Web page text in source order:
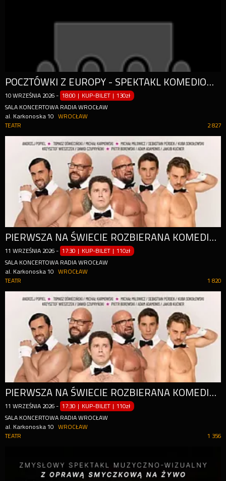
POCZTÓWKI Z EUROPY - SPEKTAKL KOMEDIOWY
10 WRZEŚNIA 2026 - 18:00 | KUP-BILET |130zł
SALA KONCERTOWA RADIA WROCŁAW
al. Karkonoska 10
WROCŁAW
2 827
TEATR
PIERWSZA NA ŚWIECIE ROZBIERANA KOMEDIA TEATRALNA O BOYSBANDZIE!
11 WRZEŚNIA 2026 - 17:30 | KUP-BILET |110zł
SALA KONCERTOWA RADIA WROCŁAW
al. Karkonoska 10
WROCŁAW
1 820
TEATR
PIERWSZA NA ŚWIECIE ROZBIERANA KOMEDIA TEATRALNA O BOYSBANDZIE!
11 WRZEŚNIA 2026 - 17:30 | KUP-BILET |110zł
SALA KONCERTOWA RADIA WROCŁAW
al. Karkonoska 10
WROCŁAW
1 356
TEATR